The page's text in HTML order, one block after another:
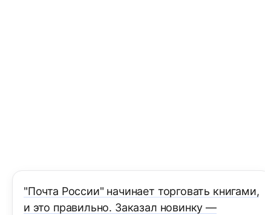
"Почта России" начинает торговать книгами,
и это правильно. Заказал новинку —